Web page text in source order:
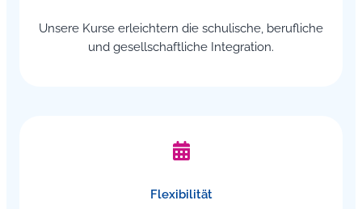
Unsere Kurse erleichtern die schulische, berufliche
und gesellschaftliche Integration.
Flexibilität